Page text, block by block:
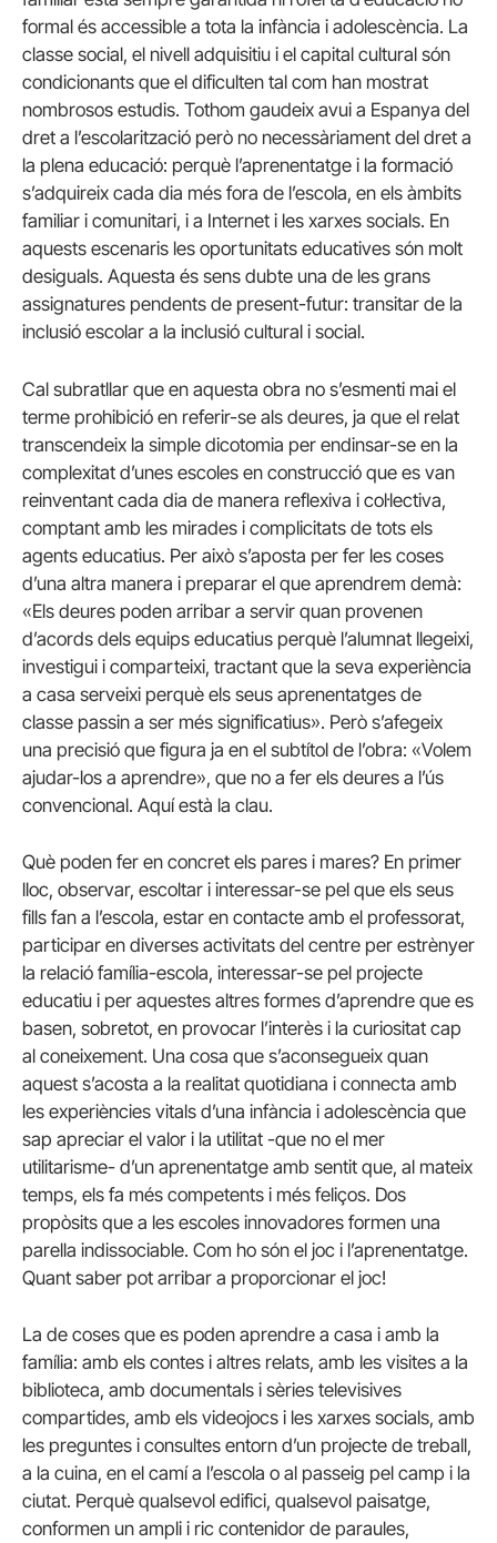
formal és accessible a tota la infància i adolescència. La
classe social, el nivell adquisitiu i el capital cultural són
condicionants que el dificulten tal com han mostrat
nombrosos estudis. Tothom gaudeix avui a Espanya del
dret a l’escolarització però no necessàriament del dret a
la plena educació: perquè l’aprenentatge i la formació
s’adquireix cada dia més fora de l’escola, en els àmbits
familiar i comunitari, i a Internet i les xarxes socials. En
aquests escenaris les oportunitats educatives són molt
desiguals. Aquesta és sens dubte una de les grans
assignatures pendents de present-futur: transitar de la
inclusió escolar a la inclusió cultural i social.
Cal subratllar que en aquesta obra no s’esmenti mai el
terme prohibició en referir-se als deures, ja que el relat
transcendeix la simple dicotomia per endinsar-se en la
complexitat d’unes escoles en construcció que es van
reinventant cada dia de manera reflexiva i col·lectiva,
comptant amb les mirades i complicitats de tots els
agents educatius. Per això s’aposta per fer les coses
d’una altra manera i preparar el que aprendrem demà:
«Els deures poden arribar a servir quan provenen
d’acords dels equips educatius perquè l’alumnat llegeixi,
investigui i comparteixi, tractant que la seva experiència
a casa serveixi perquè els seus aprenentatges de
classe passin a ser més significatius». Però s’afegeix
una precisió que figura ja en el subtítol de l’obra: «Volem
ajudar-los a aprendre», que no a fer els deures a l’ús
convencional. Aquí està la clau.
Què poden fer en concret els pares i mares? En primer
lloc, observar, escoltar i interessar-se pel que els seus
fills fan a l’escola, estar en contacte amb el professorat,
participar en diverses activitats del centre per estrènyer
la relació família-escola, interessar-se pel projecte
educatiu i per aquestes altres formes d’aprendre que es
basen, sobretot, en provocar l’interès i la curiositat cap
al coneixement. Una cosa que s’aconsegueix quan
aquest s’acosta a la realitat quotidiana i connecta amb
les experiències vitals d’una infància i adolescència que
sap apreciar el valor i la utilitat -que no el mer
utilitarisme- d’un aprenentatge amb sentit que, al mateix
temps, els fa més competents i més feliços. Dos
propòsits que a les escoles innovadores formen una
parella indissociable. Com ho són el joc i l’aprenentatge.
Quant saber pot arribar a proporcionar el joc!
La de coses que es poden aprendre a casa i amb la
família: amb els contes i altres relats, amb les visites a la
biblioteca, amb documentals i sèries televisives
compartides, amb els videojocs i les xarxes socials, amb
les preguntes i consultes entorn d’un projecte de treball,
a la cuina, en el camí a l’escola o al passeig pel camp i la
ciutat. Perquè qualsevol edifici, qualsevol paisatge,
conformen un ampli i ric contenidor de paraules,